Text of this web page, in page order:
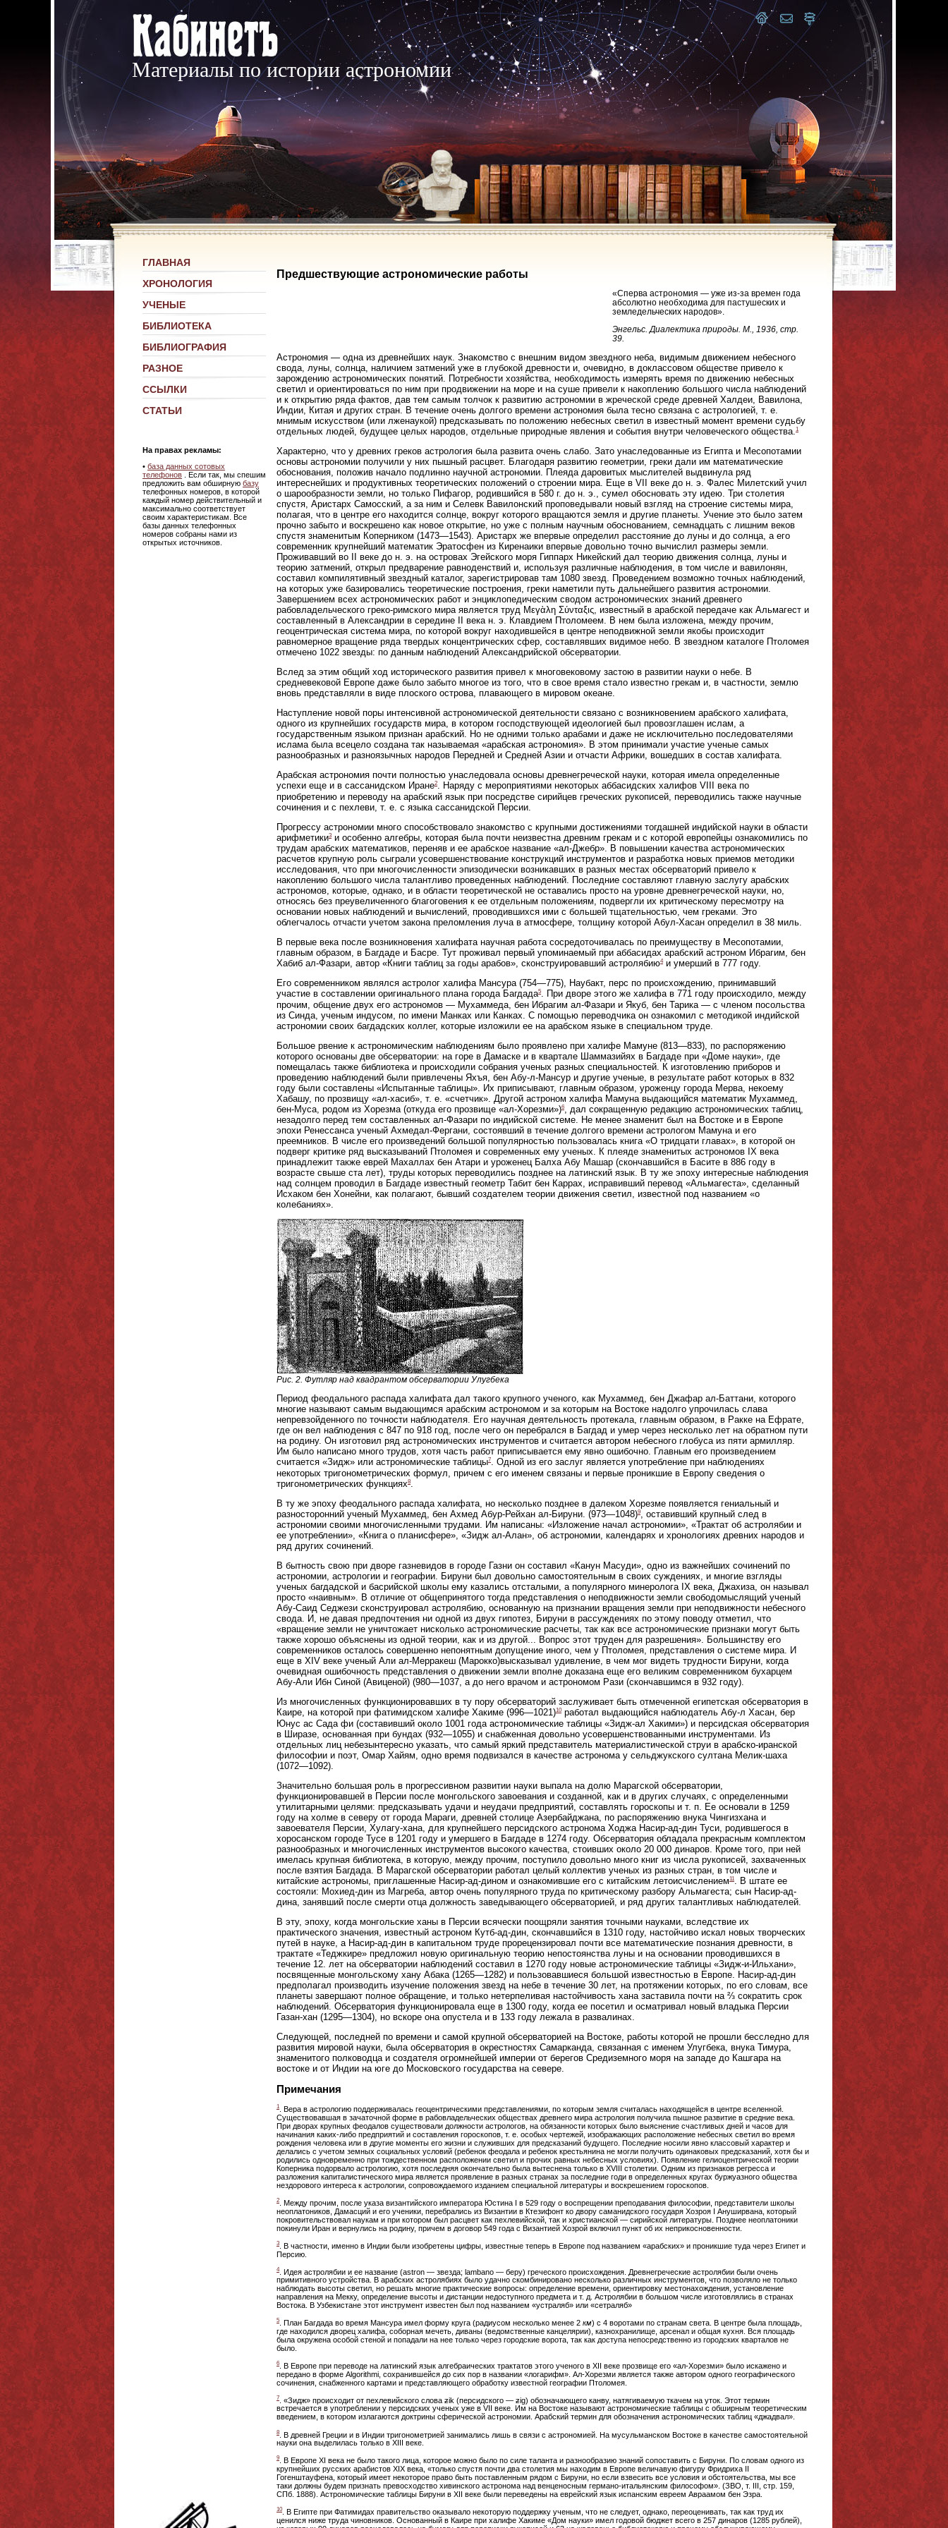
Материалы по истории астрономии
ГЛАВНАЯ
ХРОНОЛОГИЯ
УЧЕНЫЕ
БИБЛИОТЕКА
БИБЛИОГРАФИЯ
РАЗНОЕ
ССЫЛКИ
СТАТЬИ
На правах рекламы:
• база данных сотовых
телефонов . Если так, мы спешим
предложить вам обширную базу
телефонных номеров, в которой
каждый номер действительный и
максимально соответствует
своим характеристикам. Все
базы данных телефонных
номеров собраны нами из
открытых источников.
Предшествующие астрономические работы
«Сперва астрономия — уже из-за времен года
абсолютно необходима для пастушеских и
земледельческих народов».
Энгельс. Диалектика природы. М., 1936, стр.
39.
Астрономия — одна из древнейших наук. Знакомство с внешним видом звездного неба, видимым движением небесного
свода, луны, солнца, наличием затмений уже в глубокой древности и, очевидно, в доклассовом обществе привело к
зарождению астрономических понятий. Потребности хозяйства, необходимость измерять время по движению небесных
светил и ориентироваться по ним при продвижении на море и на суше привели к накоплению большого числа наблюдений
и к открытию ряда фактов, дав тем самым толчок к развитию астрономии в жреческой среде древней Халдеи, Вавилона,
Индии, Китая и других стран. В течение очень долгого времени астрономия была тесно связана с астрологией, т. е.
мнимым искусством (или лженаукой) предсказывать по положению небесных светил в известный момент времени судьбу
отдельных людей, будущее целых народов, отдельные природные явления и события внутри человеческого общества.1
Характерно, что у древних греков астрология была развита очень слабо. Зато унаследованные из Египта и Месопотамии
основы астрономии получили у них пышный расцвет. Благодаря развитию геометрии, греки дали им математические
обоснования, положив начало подлинно научной астрономии. Плеяда даровитых мыслителей выдвинула ряд
интереснейших и продуктивных теоретических положений о строении мира. Еще в VII веке до н. э. Фалес Милетский учил
о шарообразности земли, но только Пифагор, родившийся в 580 г. до н. э., сумел обосновать эту идею. Три столетия
спустя, Аристарх Самосский, а за ним и Селевк Вавилонский проповедывали новый взгляд на строение системы мира,
полагая, что в центре его находится солнце, вокруг которого вращаются земля и другие планеты. Учение это было затем
прочно забыто и воскрешено как новое открытие, но уже с полным научным обоснованием, семнадцать с лишним веков
спустя знаменитым Коперником (1473—1543). Аристарх же впервые определил расстояние до луны и до солнца, а его
современник крупнейший математик Эратосфен из Киренаики впервые довольно точно вычислил размеры земли.
Проживавший во II веке до н. э. на островах Эгейского моря Гиппарх Никейский дал теорию движения солнца, луны и
теорию затмений, открыл предварение равноденствий и, используя различные наблюдения, в том числе и вавилонян,
составил компилятивный звездный каталог, зарегистрировав там 1080 звезд. Проведением возможно точных наблюдений,
на которых уже базировались теоретические построения, греки наметили путь дальнейшего развития астрономии.
Завершением всех астрономических работ и энциклопедическим сводом астрономических знаний древнего
рабовладельческого греко-римского мира является труд Μεγὰλη Σύνταξις, известный в арабской передаче как Альмагест и
составленный в Александрии в середине II века н. э. Клавдием Птоломеем. В нем была изложена, между прочим,
геоцентрическая система мира, по которой вокруг находившейся в центре неподвижной земли якобы происходит
равномерное вращение ряда твердых концентрических сфер, составлявших видимое небо. В звездном каталоге Птоломея
отмечено 1022 звезды: по данным наблюдений Александрийской обсерватории.
Вслед за этим общий ход исторического развития привел к многовековому застою в развитии науки о небе. В
средневековой Европе даже было забыто многое из того, что в свое время стало известно грекам и, в частности, землю
вновь представляли в виде плоского острова, плавающего в мировом океане.
Наступление новой поры интенсивной астрономической деятельности связано с возникновением арабского халифата,
одного из крупнейших государств мира, в котором господствующей идеологией был провозглашен ислам, а
государственным языком признан арабский. Но не одними только арабами и даже не исключительно последователями
ислама была всецело создана так называемая «арабская астрономия». В этом принимали участие ученые самых
разнообразных и разноязычных народов Передней и Средней Азии и отчасти Африки, вошедших в состав халифата.
Арабская астрономия почти полностью унаследовала основы древнегреческой науки, которая имела определенные
успехи еще и в сассанидском Иране2. Наряду с мероприятиями некоторых аббасидских халифов VIII века по
приобретению и переводу на арабский язык при посредстве сирийцев греческих рукописей, переводились также научные
сочинения и с пехлеви, т. е. с языка сассанидской Персии.
Прогрессу астрономии много способствовало знакомство с крупными достижениями тогдашней индийской науки в области
арифметики3 и особенно алгебры, которая была почти неизвестна древним грекам и с которой европейцы ознакомились по
трудам арабских математиков, переняв и ее арабское название «ал-Джебр». В повышении качества астрономических
расчетов крупную роль сыграли усовершенствование конструкций инструментов и разработка новых приемов методики
исследования, что при многочисленности эпизодически возникавших в разных местах обсерваторий привело к
накоплению большого числа талантливо проведенных наблюдений. Последние составляют главную заслугу арабских
астрономов, которые, однако, и в области теоретической не оставались просто на уровне древнегреческой науки, но,
относясь без преувеличенного благоговения к ее отдельным положениям, подвергли их критическому пересмотру на
основании новых наблюдений и вычислений, проводившихся ими с большей тщательностью, чем греками. Это
облегчалось отчасти учетом закона преломления луча в атмосфере, толщину которой Абул-Хасан определил в 38 миль.
В первые века после возникновения халифата научная работа сосредоточивалась по преимуществу в Месопотамии,
главным образом, в Багдаде и Басре. Тут проживал первый упоминаемый при аббасидах арабский астроном Ибрагим, бен
Хабиб ал-Фазари, автор «Книги таблиц за годы арабов», сконструировавший астролябию4и умерший в 777 году.
Его современником являлся астролог халифа Мансура (754—775), Наубакт, перс по происхождению, принимавший
участие в составлении оригинального плана города Багдада5. При дворе этого же халифа в 771 году происходило, между
прочим, общение двух его астрономов — Мухаммеда, бен Ибрагим ал-Фазари и Якуб, бен Тарика — с членом посольства
из Синда, ученым индусом, по имени Манках или Канках. С помощью переводчика он ознакомил с методикой индийской
астрономии своих багдадских коллег, которые изложили ее на арабском языке в специальном труде.
Большое рвение к астрономическим наблюдениям было проявлено при халифе Мамуне (813—833), по распоряжению
которого основаны две обсерватории: на горе в Дамаске и в квартале Шаммазийях в Багдаде при «Доме науки», где
помещалась также библиотека и происходили собрания ученых разных специальностей. К изготовлению приборов и
проведению наблюдений были привлечены Яхъя, бен Абу-л-Мансур и другие ученые, в результате работ которых в 832
году были составлены «Испытанные таблицы». Их приписывают, главным образом, уроженцу города Мерва, некоему
Хабашу, по прозвищу «ал-хасиб», т. е. «счетчик». Другой астроном халифа Мамуна выдающийся математик Мухаммед,
бен-Муса, родом из Хорезма (откуда его прозвище «ал-Хорезми»)6, дал сокращенную редакцию астрономических таблиц,
незадолго перед тем составленных ал-Фазари по индийской системе. Не менее знаменит был на Востоке и в Европе
эпохи Ренессанса ученый Ахмедал-Фергани, состоявший в течение долгого времени астрологом Мамуна и его
преемников. В числе его произведений большой популярностью пользовалась книга «О тридцати главах», в которой он
подверг критике ряд высказываний Птоломея и современных ему ученых. К плеяде знаменитых астрономов IX века
принадлежит также еврей Махаллах бен Атари и уроженец Балха Абу Машар (скончавшийся в Басите в 886 году в
возрасте свыше ста лет), труды которых переводились позднее на латинский язык. В ту же эпоху интересные наблюдения
над солнцем проводил в Багдаде известный геометр Табит бен Каррах, исправивший перевод «Альмагеста», сделанный
Исхаком бен Хонейни, как полагают, бывший создателем теории движения светил, известной под названием «о
колебаниях».
Рис. 2. Футляр над квадрантом обсерватории Улугбека
Период феодального распада халифата дал такого крупного ученого, как Мухаммед, бен Джафар ал-Баттани, которого
многие называют самым выдающимся арабским астрономом и за которым на Востоке надолго упрочилась слава
непревзойденного по точности наблюдателя. Его научная деятельность протекала, главным образом, в Ракке на Ефрате,
где он вел наблюдения с 847 по 918 год, после чего он перебрался в Багдад и умер через несколько лет на обратном пути
на родину. Он изготовил ряд астрономических инструментов и считается автором небесного глобуса из пяти армилляр.
Им было написано много трудов, хотя часть работ приписывается ему явно ошибочно. Главным его произведением
считается «Зидж» или астрономические таблицы7. Одной из его заслуг является употребление при наблюдениях
некоторых тригонометрических формул, причем с его именем связаны и первые проникшие в Европу сведения о
тригонометрических функциях8.
В ту же эпоху феодального распада халифата, но несколько позднее в далеком Хорезме появляется гениальный и
разносторонний ученый Мухаммед, бен Ахмед Абур-Рейхан ал-Бируни. (973—1048)9, оставивший крупный след в
астрономии своими многочисленными трудами. Им написаны: «Изложение начал астрономии», «Трактат об астролябии и
ее употреблении», «Книга о планисфере», «Зидж ал-Алан», об астрономии, календарях и хронологиях древних народов и
ряд других сочинений.
В бытность свою при дворе газневидов в городе Газни он составил «Канун Масуди», одно из важнейших сочинений по
астрономии, астрологии и географии. Бируни был довольно самостоятельным в своих суждениях, и многие взгляды
ученых багдадской и басрийской школы ему казались отсталыми, а популярного минеролога IX века, Джахиза, он называл
просто «наивным». В отличие от общепринятого тогда представления о неподвижности земли свободомыслящий ученый
Абу-Саид Седжези сконструировал астролябию, основанную на признании вращения земли при неподвижности небесного
свода. И, не давая предпочтения ни одной из двух гипотез, Бируни в рассуждениях по этому поводу отметил, что
«вращение земли не уничтожает нисколько астрономические расчеты, так как все астрономические признаки могут быть
также хорошо объяснены из одной теории, как и из другой... Вопрос этот труден для разрешения». Большинству его
современников осталось совершенно непонятным допущение иного, чем у Птоломея, представления о системе мира. И
еще в XIV веке ученый Али ал-Мерракеш (Марокко)высказывал удивление, в чем мог видеть трудности Бируни, когда
очевидная ошибочность представления о движении земли вполне доказана еще его великим современником бухарцем
Абу-Али Ибн Синой (Авиценой) (980—1037, а до него врачом и астрономом Рази (скончавшимся в 932 году).
Из многочисленных функционировавших в ту пору обсерваторий заслуживает быть отмеченной египетская обсерватория в
Каире, на которой при фатимидском халифе Хакиме (996—1021)10 работал выдающийся наблюдатель Абу-л Хасан, бер
Юнус ас Сада фи (составивший около 1001 года астрономические таблицы «Зидж-ал Хакими») и персидская обсерватория
в Ширазе, основанная при бундах (932—1055) и снабженная довольно усовершенствованными инструментами. Из
отдельных лиц небезынтересно указать, что самый яркий представитель материалистической струи в арабско-иранской
философии и поэт, Омар Хайям, одно время подвизался в качестве астронома у сельджукского султана Мелик-шаха
(1072—1092).
Значительно большая роль в прогрессивном развитии науки выпала на долю Марагской обсерватории,
функционировавшей в Персии после монгольского завоевания и созданной, как и в других случаях, с определенными
утилитарными целями: предсказывать удачи и неудачи предприятий, составлять гороскопы и т. п. Ее основали в 1259
году на холме в северу от города Мараги, древней столице Азербайджана, по распоряжению внука Чингизхана и
завоевателя Персии, Хулагу-хана, для крупнейшего персидского астронома Ходжа Насир-ад-дин Туси, родившегося в
хоросанском городе Тусе в 1201 году и умершего в Багдаде в 1274 году. Обсерватория обладала прекрасным комплектом
разнообразных и многочисленных инструментов высокого качества, стоивших около 20 000 динаров. Кроме того, при ней
имелась крупная библиотека, в которую, между прочим, поступило довольно много книг из числа рукописей, захваченных
после взятия Багдада. В Марагской обсерватории работал целый коллектив ученых из разных стран, в том числе и
китайские астрономы, приглашенные Насир-ад-дином и ознакомившие его с китайским летоисчислением11 . В штате ее
состояли: Мохиед-дин из Магреба, автор очень популярного труда по критическому разбору Альмагеста; сын Насир-ад-
дина, занявший после смерти отца должность заведывающего обсерваторией, и ряд других талантливых наблюдателей.
В эту, эпоху, когда монгольские ханы в Персии всячески поощряли занятия точными науками, вследствие их
практического значения, известный астроном Кутб-ад-дин, скончавшийся в 1310 году, настойчиво искал новых творческих
путей в науке, а Насир-ад-дин в капитальном труде прорецензировал почти все математические познания древности, в
трактате «Теджкире» предложил новую оригинальную теорию непостоянства луны и на основании проводившихся в
течение 12. лет на обсерватории наблюдений составил в 1270 году новые астрономические таблицы «Зидж-и-Ильхани»,
посвященные монгольскому хану Абака (1265—1282) и пользовавшиеся большой известностью в Европе. Насир-ад-дин
предполагал производить изучение положения звезд на небе в течение 30 лет, на протяжении которых, по его словам, все
планеты завершают полное обращение, и только нетерпеливая настойчивость хана заставила почти на ⅔ сократить срок
наблюдений. Обсерватория функционировала еще в 1300 году, когда ее посетил и осматривал новый владыка Персии
Газан-хан (1295—1304), но вскоре она опустела и в 133 году лежала в развалинах.
Следующей, последней по времени и самой крупной обсерваторией на Востоке, работы которой не прошли бесследно для
развития мировой науки, была обсерватория в окрестностях Самарканда, связанная с именем Улугбека, внука Тимура,
знаменитого полководца и создателя огромнейшей империи от берегов Средиземного моря на западе до Кашгара на
востоке и от Индии на юге до Московского государства на севере.
Примечания
1
. Вера в астрологию поддерживалась геоцентрическими представлениями, по которым земля считалась находящейся в центре вселенной.
Существовавшая в зачаточной форме в рабовладельческих обществах древнего мира астрология получила пышное развитие в средние века.
При дворах крупных феодалов существовали должности астрологов, на обязанности которых было выяснение счастливых дней и часов для
начинания каких-либо предприятий и составления гороскопов, т. е. особых чертежей, изображающих расположение небесных светил во время
рождения человека или в другие моменты его жизни и служивших для предсказаний будущего. Последние носили явно классовый характер и
делались с учетом земных социальных условий (ребенок феодала и ребенок крестьянина не могли получить одинаковых предсказаний, хотя бы и
родились одновременно при тождественном расположении светил и прочих равных небесных условиях). Появление гелиоцентрической теории
Коперника подорвало астрологию, хотя последняя окончательно была вытеснена только в XVIII столетии. Одним из признаков регресса и
разложения капиталистического мира является проявление в разных странах за последние годи в определенных кругах буржуазного общества
нездорового интереса к астрологии, сопровождаемого изданием специальной литературы и воскрешением гороскопов.
2
. Между прочим, после указа византийского императора Юстина I в 529 году о воспрещении преподавания философии, представители школы
неоплатоников, Дамасций и его ученики, перебрались из Византии в Ктезифонт ко двору саманидского государя Хозроя I Ануширвана, который
покровительствовал наукам и при котором был расцвет как пехлевийской, так и христианской — сирийской литературы. Позднее неоплатоники
покинули Иран и вернулись на родину, причем в договор 549 года с Византией Хозрой включил пункт об их неприкосновенности.
3
. В частности, именно в Индии были изобретены цифры, известные теперь в Европе под названием «арабских» и проникшие туда через Египет и
Персию.
4. Идея астролябии и ее название (astron — звезда; lambano — беру) греческого происхождения. Древнегреческие астролябии были очень
примитивного устройства. В арабских астролябиях было удачно скомбинировано несколько различных инструментов, что позволяло не только
наблюдать высоты светил, но решать многие практические вопросы: определение времени, ориентировку местонахождения, установление
направления на Мекку, определение высоты и дистанции недоступного предмета и т. д. Астролябии в большом числе изготовлялись в странах
Востока. В Узбекистане этот инструмент известен был под названием «устраляб» или «сетраляб»
5 . План Багдада во время Мансура имел форму круга (радиусом несколько менее 2 км) с 4 воротами по странам света. В центре была площадь,
где находился дворец халифа, соборная мечеть, диваны (ведомственные канцелярии), казнохранилище, арсенал и общая кухня. Вся площадь
была окружена особой стеной и попадали на нее только через городские ворота, так как доступа непосредственно из городских кварталов не
было.
6
. В Европе при переводе на латинский язык алгебраических трактатов этого ученого в XII веке прозвище его «ал-Хорезми» было искажено и
передано в форме Algorithmi, сохранившейся до сих пор в названии «логарифм». Ал-Хорезми является также автором одного географического
сочинения, снабженного картами и представляющего обработку известной географии Птоломея.
7
. «Зидж» происходит от пехлевийского слова ƶik (персидского — ƶig) обозначающего канву, натягиваемую ткачем на уток. Этот термин
встречается в употреблении у персидских ученых уже в VII веке. Им на Востоке называют астрономические таблицы с обширным теоретическим
введением, в котором излагаются доктрины сферической астрономии. Арабский термин для обозначения астрономических таблиц «джадвал».
8
. В древней Греции и в Индии тригонометрией занимались лишь в связи с астрономией. На мусульманском Востоке в качестве самостоятельной
науки она выделилась только в XIII веке.
9
. В Европе XI века не было такого лица, которое можно было по силе таланта и разнообразию знаний сопоставить с Бируни. По словам одного из
крупнейших русских арабистов XIX века, «только спустя почти два столетия мы находим в Европе величавую фигуру Фридриха II
Гогенштауфена, который имеет некоторое право быть поставленным рядом с Бируни, но если взвесить все условия и обстоятельства, мы все
таки должны будем признать превосходство хивинского астронома над венценосным германо-итальянским философом». (ЗВО, т. III, стр. 159,
СПб. 1888). Астрономические таблицы Бируни в XII веке были переведены на еврейский язык испанским евреем Авраамом бен Эзра.
10
. В Египте при Фатимидах правительство оказывало некоторую поддержку ученым, что не следует, однако, переоценивать, так как труд их
ценился ниже труда чиновников. Основанный в Каире при халифе Хакиме «Дом науки» имел годовой бюджет всего в 257 динаров (1285 рублей),